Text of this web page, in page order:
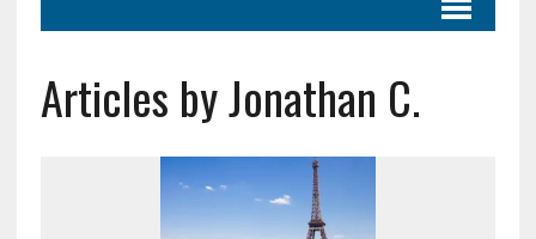
Articles by Jonathan C.